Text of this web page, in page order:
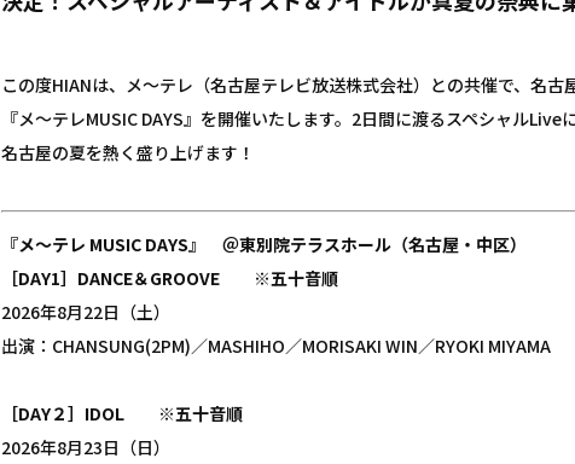
この度HIANは、メ～テレ（名古屋テレビ放送株式会社）との共催で、名
『メ～テレMUSIC DAYS』を開催いたします。2日間に渡るスペシャルLive
名古屋の夏を熱く盛り上げます！
『メ～テレ MUSIC DAYS』 ＠東別院テラスホール（名古屋・中区）
［DAY1］DANCE＆GROOVE ※五十音順
2026年8月22日（土）
出演：CHANSUNG(2PM)／MASHIHO／MORISAKI WIN／RYOKI MIYAMA
［DAY２］IDOL ※五十音順
2026年8月23日（日）